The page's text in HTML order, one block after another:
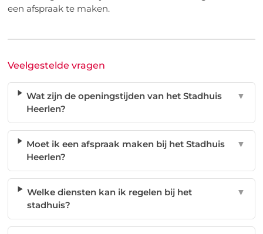
een afspraak te maken.
Veelgestelde vragen
Wat zijn de openingstijden van het Stadhuis
Heerlen?
▼
Moet ik een afspraak maken bij het Stadhuis
Heerlen?
▼
Welke diensten kan ik regelen bij het
stadhuis?
▼